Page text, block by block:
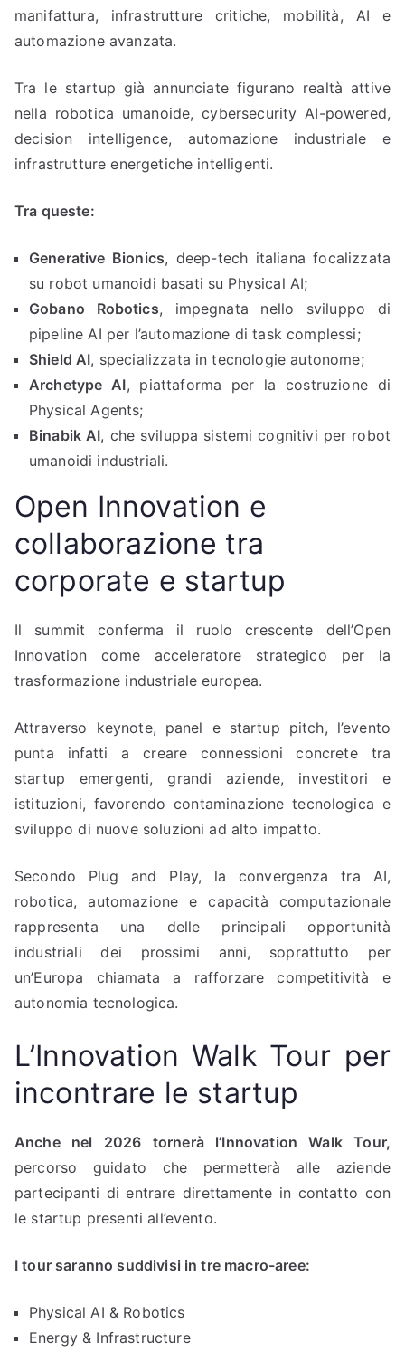
manifattura, infrastrutture critiche, mobilità, AI e
automazione avanzata.
Tra le startup già annunciate figurano realtà attive
nella robotica umanoide, cybersecurity AI-powered,
decision intelligence, automazione industriale e
infrastrutture energetiche intelligenti.
Tra queste:
Generative Bionics, deep-tech italiana focalizzata
su robot umanoidi basati su Physical AI;
Gobano Robotics, impegnata nello sviluppo di
pipeline AI per l’automazione di task complessi;
Shield AI, specializzata in tecnologie autonome;
Archetype AI, piattaforma per la costruzione di
Physical Agents;
Binabik AI, che sviluppa sistemi cognitivi per robot
umanoidi industriali.
Open Innovation e
collaborazione tra
corporate e startup
Il summit conferma il ruolo crescente dell’Open
Innovation come acceleratore strategico per la
trasformazione industriale europea.
Attraverso keynote, panel e startup pitch, l’evento
punta infatti a creare connessioni concrete tra
startup emergenti, grandi aziende, investitori e
istituzioni, favorendo contaminazione tecnologica e
sviluppo di nuove soluzioni ad alto impatto.
Secondo Plug and Play, la convergenza tra AI,
robotica, automazione e capacità computazionale
rappresenta una delle principali opportunità
industriali dei prossimi anni, soprattutto per
un’Europa chiamata a rafforzare competitività e
autonomia tecnologica.
L’Innovation Walk Tour per
incontrare le startup
Anche nel 2026 tornerà l’Innovation Walk Tour,
percorso guidato che permetterà alle aziende
partecipanti di entrare direttamente in contatto con
le startup presenti all’evento.
I tour saranno suddivisi in tre macro-aree:
Physical AI & Robotics
Energy & Infrastructure